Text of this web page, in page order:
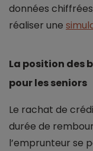
données
réaliser une
La position des
pour les seniors
Le rachat de
durée de
l’emprunteur se